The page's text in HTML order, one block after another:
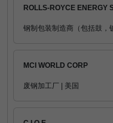
ROLLS-ROYCE ENERGY
钢制包装制造商（包括鼓，
MCI WORLD CORP
废钢加工厂 | 美国